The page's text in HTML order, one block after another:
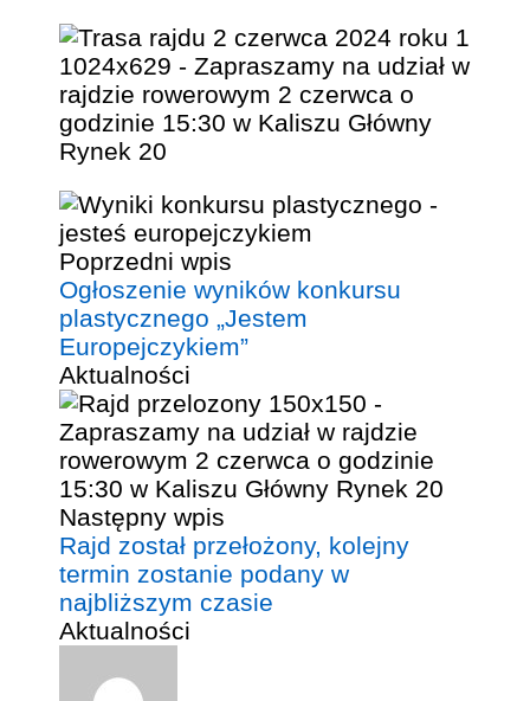
Poprzedni wpis
Ogłoszenie wyników konkursu
plastycznego „Jestem
Europejczykiem”
Aktualności
Następny wpis
Rajd został przełożony, kolejny
termin zostanie podany w
najbliższym czasie
Aktualności